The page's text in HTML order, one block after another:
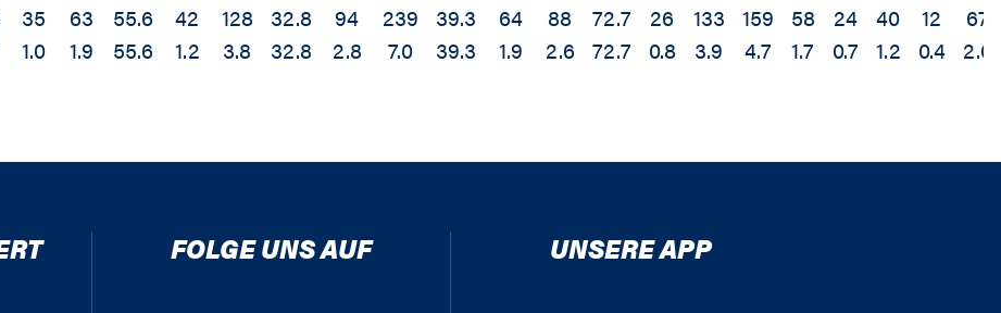
35
1.0
63
1.9
55.6
55.6
42
1.2
128
3.8
32.8
32.8
94
2.8
239
7.0
39.3
39.3
64
1.9
88
2.6
72.7
72.7
26
0.8
133
3.9
159
4.7
58
1.7
24
0.7
40
1.2
12
0.4
67
2.0
FOLGE UNS AUF UNSERE APP